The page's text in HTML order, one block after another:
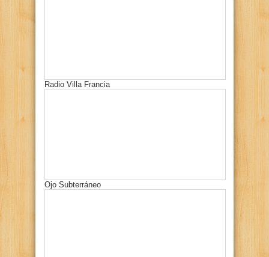
Radio Villa Francia
Ojo Subterráneo